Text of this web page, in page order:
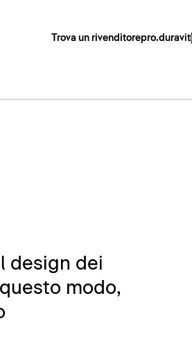
Trova un rivenditorepro.duravit
design dei
modo,